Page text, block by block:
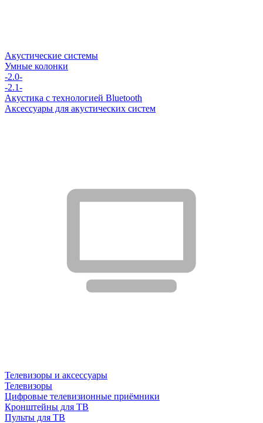
Акустические системы
Умные колонки
-2.0-
-2.1-
Акустика с технологией Bluetooth
Аксессуары для акустических систем
Телевизоры и аксессуары
Телевизоры
Цифровые телевизионные приёмники
Кронштейны для ТВ
Пульты для ТВ